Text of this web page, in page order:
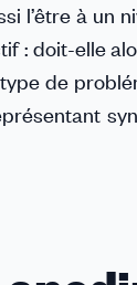
l’être à un
: doit-elle
de